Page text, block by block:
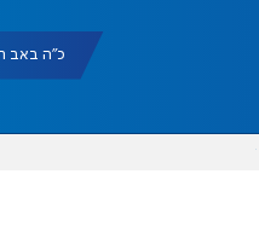
כ"ה באב תשפ"ו